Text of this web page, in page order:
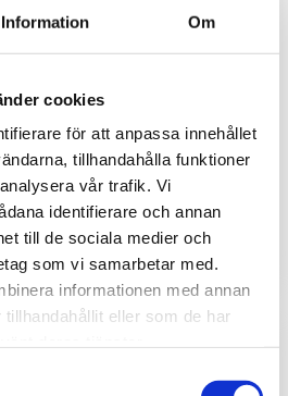
Information Om
cookies
för att anpassa innehållet
tillhandahålla funktioner
vår trafik. Vi
identifierare och annan
till de sociala medier och
som vi samarbetar med.
informationen med annan
eller som de har
SENSORIIS Lambda-L
LoRa multisensor för
inomhusklimat
2 206 kr